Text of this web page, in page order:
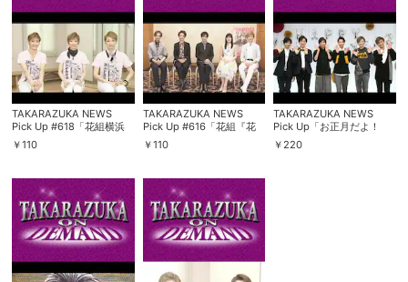
TAKARAZUKA NEWS
Pick Up #618「花組横浜
アリーナ公演『恋スル
ARENA』稽古場レポー
￥110
TAKARAZUKA NEWS
Pick Up #616「花組『花
より男子』インタビュー」
～2019年5月より～
￥110
TAKARAZUKA NEWS
Pick Up「お正月だよ！
Hey!Say!パネルアタック
2019～花組編～」～2019
￥220